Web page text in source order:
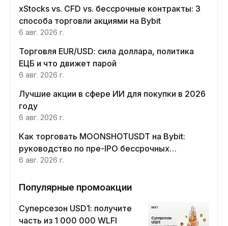
xStocks vs. CFD vs. бессрочные контракты: 3
способа торговли акциями на Bybit
6 авг. 2026 г.
Торговля EUR/USD: сила доллара, политика
ЕЦБ и что движет парой
6 авг. 2026 г.
Лучшие акции в сфере ИИ для покупки в 2026
году
6 авг. 2026 г.
Как торговать MOONSHOTUSDT на Bybit:
руководство по пре-IPO бессрочных
контрактов Moonshot AI
6 авг. 2026 г.
Популярные промоакции
Суперсезон USD1: получите
часть из 1 000 000 WLFI